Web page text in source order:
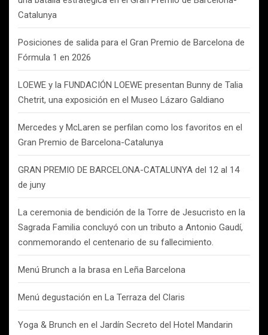
Catalunya
Posiciones de salida para el Gran Premio de Barcelona de
Fórmula 1 en 2026
LOEWE y la FUNDACIÓN LOEWE presentan Bunny de Talia
Chetrit, una exposición en el Museo Lázaro Galdiano
Mercedes y McLaren se perfilan como los favoritos en el
Gran Premio de Barcelona-Catalunya
GRAN PREMIO DE BARCELONA-CATALUNYA del 12 al 14
de juny
La ceremonia de bendición de la Torre de Jesucristo en la
Sagrada Familia concluyó con un tributo a Antonio Gaudí,
conmemorando el centenario de su fallecimiento.
Menú Brunch a la brasa en Leña Barcelona
Menú degustación en La Terraza del Claris
Yoga & Brunch en el Jardín Secreto del Hotel Mandarin